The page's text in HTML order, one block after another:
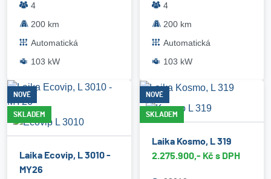
4
200 km
Automatická
103 kW
4
200 km
Automatická
103 kW
NOVÉ
SKLADEM
Laika Ecovip, L 3010 -
MY26
NOVÉ
SKLADEM
Laika Kosmo, L 319
2.275.900,- Kč s DPH